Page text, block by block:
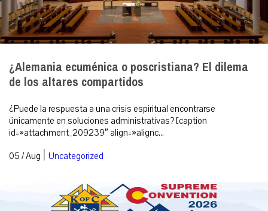
¿Alemania ecuménica o poscristiana? El dilema
de los altares compartidos
¿Puede la respuesta a una crisis espiritual encontrarse
únicamente en soluciones administrativas? [caption
id=»attachment_209239″ align=»alignc...
05 / Aug | Uncategorized